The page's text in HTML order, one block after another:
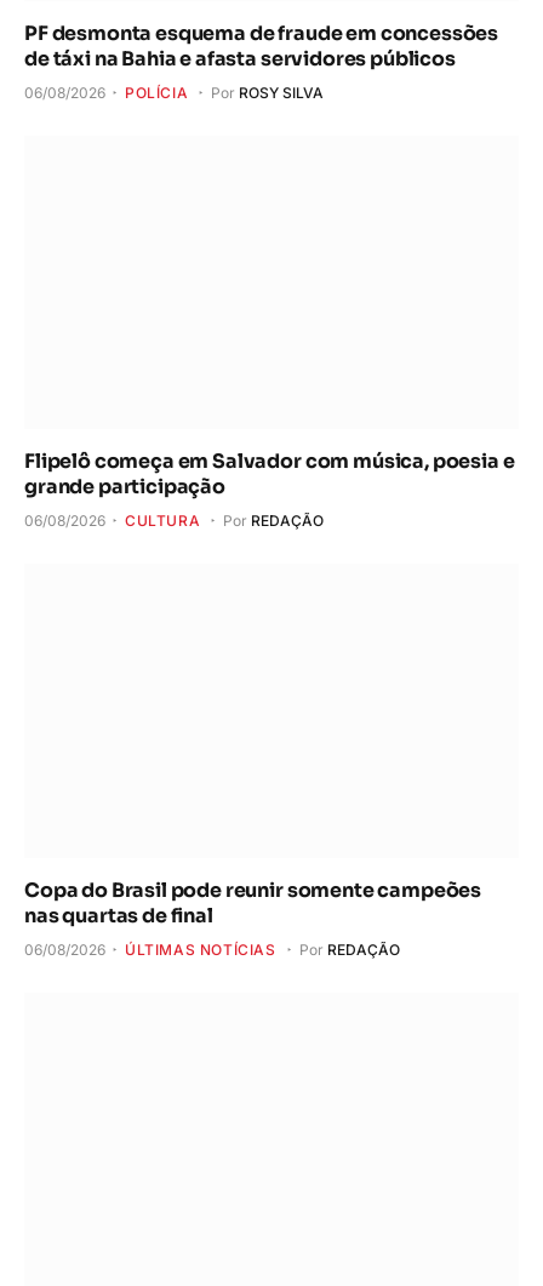
PF desmonta esquema de fraude em concessões
de táxi na Bahia e afasta servidores públicos
06/08/2026 POLÍCIA Por ROSY SILVA
Flipelô começa em Salvador com música, poesia e
grande participação
06/08/2026 CULTURA Por REDAÇÃO
Copa do Brasil pode reunir somente campeões
nas quartas de final
06/08/2026 ÚLTIMAS NOTÍCIAS Por REDAÇÃO